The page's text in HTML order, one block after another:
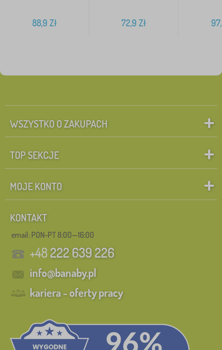
88,9 Zł 72,9 Zł
WSZYSTKO O ZAKUPACH
TOP SEKCJE
MOJE KONTO
KONTAKT
email: PON-PT 8:00—16:00
+48222 639 226
info@banaby.pl
kariera - oferty pracy